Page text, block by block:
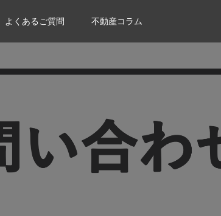
よくあるご質問 不動産コラム